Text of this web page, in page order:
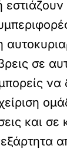
σε
να
και σε